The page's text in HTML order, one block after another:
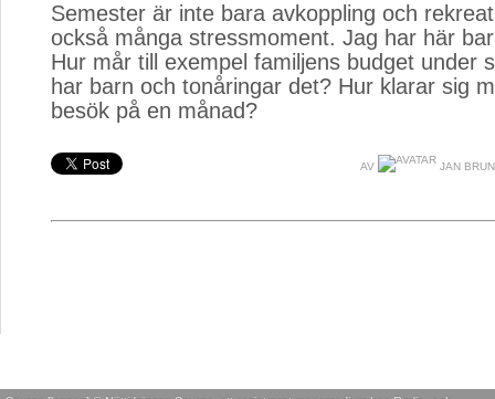
Semester är inte bara avkoppling och
också många stressmoment. Jag har här
Hur mår till exempel familjens budget under
har barn och tonåringar det? Hur klarar sig
besök på en månad?
AV JAN